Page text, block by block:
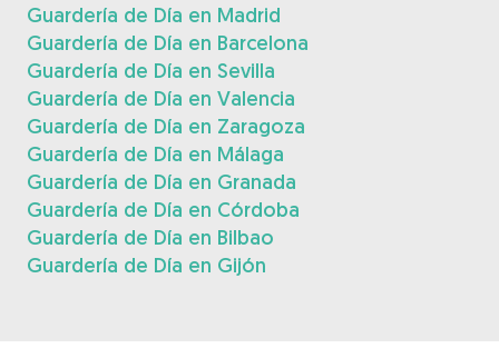
Guardería de Día en Madrid
Guardería de Día en Barcelona
Guardería de Día en Sevilla
Guardería de Día en Valencia
Guardería de Día en Zaragoza
Guardería de Día en Málaga
Guardería de Día en Granada
Guardería de Día en Córdoba
Guardería de Día en Bilbao
Guardería de Día en Gijón